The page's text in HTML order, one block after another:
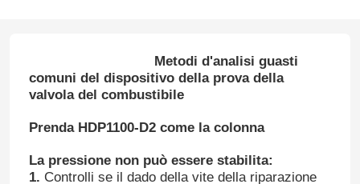
Metodi d'analisi guasti
comuni del dispositivo della prova della
valvola del combustibile
Prenda HDP1100-D2 come la colonna
La pressione non può essere stabilita:
1. Controlli se il dado della vite della riparazione